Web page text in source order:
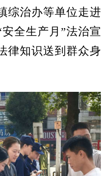
综治办等单位走进
安全生产月 ”法治宣
律知识送到群众身